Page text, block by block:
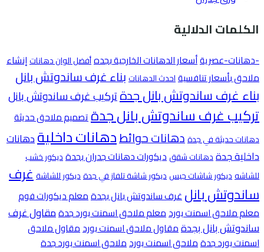
الكلمات الدلالية
-دهانات-عصريةأسعار الدهانات الخارجية بجدهأفضل الوان دهاناتإنشاء
ملاحق بأسعار تنافسيةاحدث الدهانات بناء غرف ساندوتش بانل
بناء غرف ساندوتش بانل جدةتركيب غرف ساندوتش بانل
تركيب غرف ساندوتش بانل جدةتصميم ملاحق حديثة
دهانات حديثة في جدةدهانات حوائطدهانات داخليةدهانات
داخلية جدةدهانات شقق ديكورات دهانات جدران بجدةديكور خشب
للشاشهديكور شاشات جبس ديكور شاشة تلفاز في جدةديكور للشاشةغرف
ساندوتش بانلغرف ساندوتش بانل بجدةمعلم ديكورات فوم
معلم ملاحق اسمنت بوردمعلم ملاحق اسمنت بورد جدةمقاول غرف
ساندوتش بانل بجدةمقاول ملاحق اسمنت بوردمقاول ملاحق
اسمنت بورد جدةملاحق اسمنت بوردملاحق اسمنت بورد جدة